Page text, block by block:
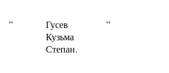
”
Гусев
Кузьма
Степан.
”